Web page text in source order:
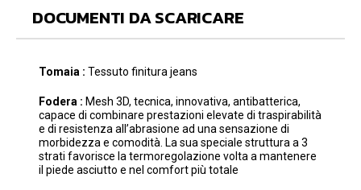
DOCUMENTI DA SCARICARE
Tomaia : Tessuto finitura jeans
Fodera : Mesh 3D, tecnica, innovativa, antibatterica,
capace di combinare prestazioni elevate di traspirabilità
e di resistenza all’abrasione ad una sensazione di
morbidezza e comodità. La sua speciale struttura a 3
strati favorisce la termoregolazione volta a mantenere
il piede asciutto e nel comfort più totale